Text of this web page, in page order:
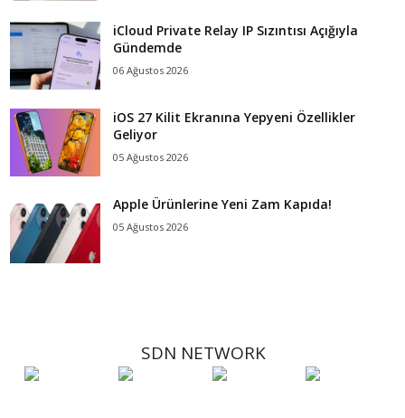
iCloud Private Relay IP Sızıntısı Açığıyla
Gündemde
06 Ağustos 2026
iOS 27 Kilit Ekranına Yepyeni Özellikler
Geliyor
05 Ağustos 2026
Apple Ürünlerine Yeni Zam Kapıda!
05 Ağustos 2026
SDN NETWORK